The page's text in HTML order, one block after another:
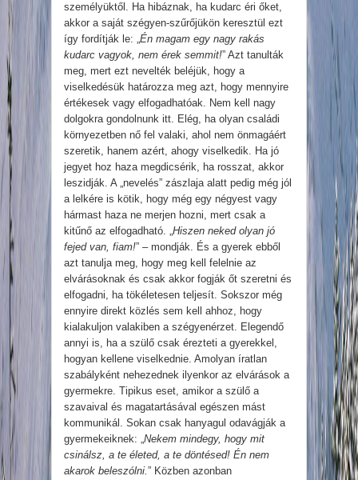
személyüktől. Ha hibáznak, ha kudarc éri őket,
akkor a saját szégyen-szűrőjükön keresztül ezt
így fordítják le: „Én magam egy nagy rakás
kudarc vagyok, nem érek semmit!” Azt tanulták
meg, mert ezt nevelték beléjük, hogy a
viselkedésük határozza meg azt, hogy mennyire
értékesek vagy elfogadhatóak. Nem kell nagy
dolgokra gondolnunk itt. Elég, ha olyan családi
környezetben nő fel valaki, ahol nem önmagáért
szeretik, hanem azért, ahogy viselkedik. Ha jó
jegyet hoz haza megdicsérik, ha rosszat, akkor
leszidják. A „nevelés” zászlaja alatt pedig még jól
a lelkére is kötik, hogy még egy négyest vagy
hármast haza ne merjen hozni, mert csak a
kitűnő az elfogadható. „Hiszen neked olyan jó
fejed van, fiam!” – mondják. És a gyerek ebből
azt tanulja meg, hogy meg kell felelnie az
elvárásoknak és csak akkor fogják őt szeretni és
elfogadni, ha tökéletesen teljesít. Sokszor még
ennyire direkt közlés sem kell ahhoz, hogy
kialakuljon valakiben a szégyenérzet. Elegendő
annyi is, ha a szülő csak érezteti a gyerekkel,
hogyan kellene viselkednie. Amolyan íratlan
szabályként nehezednek ilyenkor az elvárások a
gyermekre. Tipikus eset, amikor a szülő a
szavaival és magatartásával egészen mást
kommunikál. Sokan csak hanyagul odavágják a
gyermekeiknek: „Nekem mindegy, hogy mit
csinálsz, a te életed, a te döntésed! Én nem
akarok beleszólni.” Közben azonban